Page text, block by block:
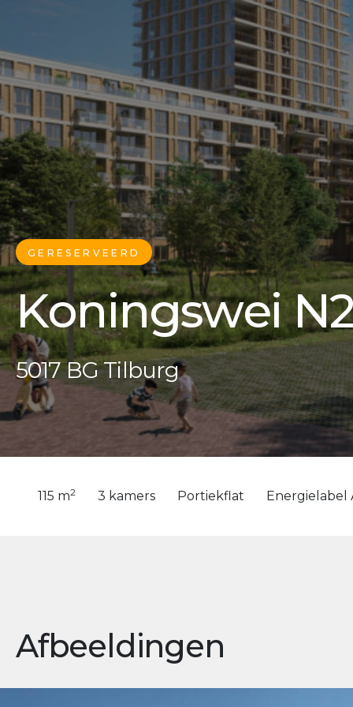
GERESERVEERD
Koningswei
5017 BG Tilburg
115 m2 3 kamers Portiekflat Energielabel
Afbeeldingen